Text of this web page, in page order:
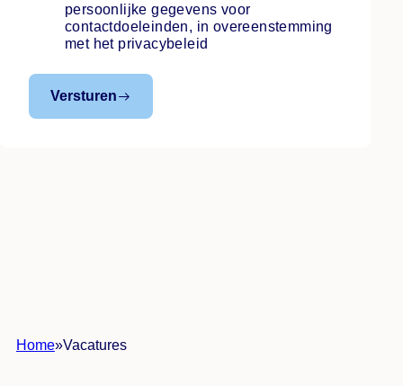
persoonlijke gegevens voor
contactdoeleinden, in overeenstemming
met het privacybeleid
Versturen
Home»Vacatures